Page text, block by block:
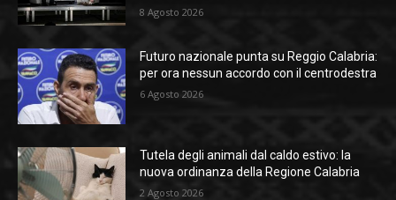
8 Agosto 2026
Futuro nazionale punta su Reggio Calabria:
per ora nessun accordo con il centrodestra
6 Agosto 2026
Tutela degli animali dal caldo estivo: la
nuova ordinanza della Regione Calabria
2 Agosto 2026